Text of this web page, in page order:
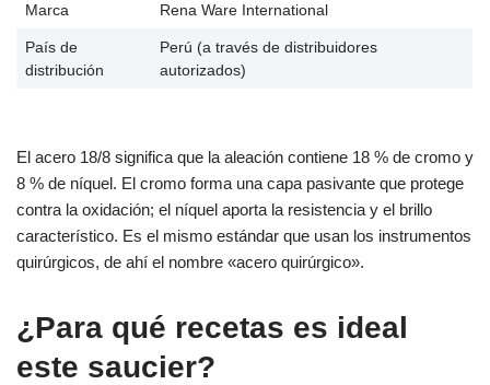
Marca Rena Ware International
País de
distribución
Perú (a través de distribuidores
autorizados)
El acero 18/8 significa que la aleación contiene 18 % de cromo y
8 % de níquel. El cromo forma una capa pasivante que protege
contra la oxidación; el níquel aporta la resistencia y el brillo
característico. Es el mismo estándar que usan los instrumentos
quirúrgicos, de ahí el nombre «acero quirúrgico».
¿Para qué recetas es ideal
este saucier?